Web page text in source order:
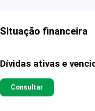
Situação financeira
Dívidas ativas e
Consultar